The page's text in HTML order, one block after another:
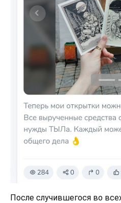
После случившегося во